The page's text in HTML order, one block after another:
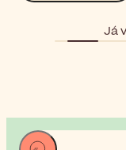
Já